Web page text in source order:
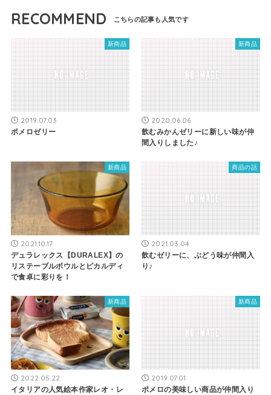
RECOMMEND
新商品
2019.07.03
ポメロゼリー
新商品
2020.06.06
飲むみかんゼリーに新しい味が仲
間入りしました♪
新商品
2021.10.17
デュラレックス【DURALEX】の
リステーブルボウルとピカルディ
で食卓に彩りを！
商品の話
2021.03.04
飲むゼリーに、ぶどう味が仲間入
り♪
新商品
2022.05.22
イタリアの人気絵本作家レオ・レ
新商品
2019.07.01
ポメロの美味しい商品が仲間入り